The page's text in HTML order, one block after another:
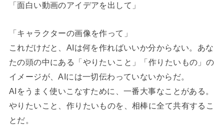
「面白い動画のアイデアを出して」
「キャラクターの画像を作って」
これだけだと、AIは何を作ればいいか分からない。あな
たの頭の中にある「やりたいこと」「作りたいもの」の
イメージが、AIには一切伝わっていないからだ。
AIをうまく使いこなすために、一番大事なことがある。
やりたいこと、作りたいものを、相棒に全て共有するこ
とだ。